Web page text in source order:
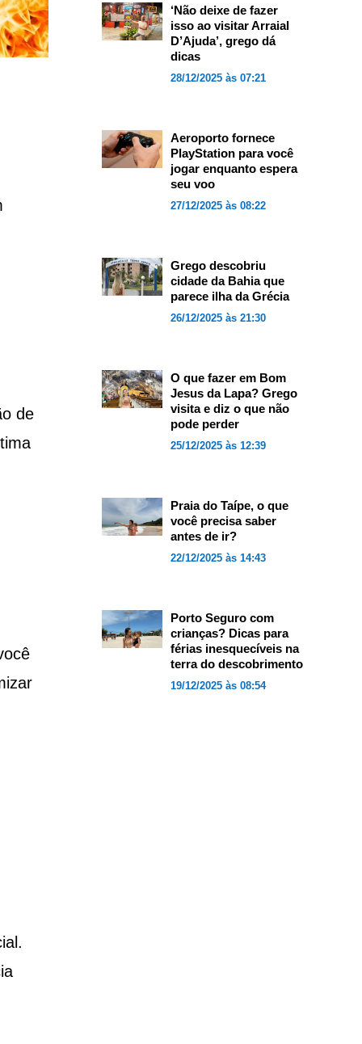
de
‘Não deixe de fazer
isso ao visitar Arraial
D’Ajuda’, grego dá
dicas
28/12/2025 às 07:21
Aeroporto fornece
PlayStation para você
jogar enquanto espera
seu voo
27/12/2025 às 08:22
Grego descobriu
cidade da Bahia que
parece ilha da Grécia
26/12/2025 às 21:30
O que fazer em Bom
Jesus da Lapa? Grego
visita e diz o que não
pode perder
25/12/2025 às 12:39
Praia do Taípe, o que
você precisa saber
antes de ir?
22/12/2025 às 14:43
Porto Seguro com
crianças? Dicas para
férias inesquecíveis na
terra do descobrimento
19/12/2025 às 08:54